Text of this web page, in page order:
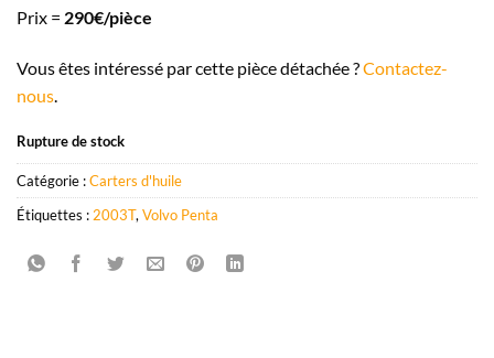
Prix = 290€/pièce
Vous êtes intéressé par cette pièce détachée ?Contactez-
nous.
Rupture de stock
Catégorie :Carters d'huile
Étiquettes :2003T,Volvo Penta